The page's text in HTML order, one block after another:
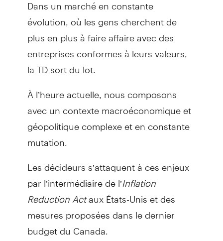
évolution, où les gens cherchent de
plus en plus à faire affaire avec des
entreprises conformes à leurs valeurs,
la TD sort du lot.
À l’heure actuelle, nous composons
avec un contexte macroéconomique et
géopolitique complexe et en constante
mutation.
Les décideurs s’attaquent à ces enjeux
par l’intermédiaire de l’Inflation
Reduction Actaux États-Unis et des
mesures proposées dans le dernier
budget du Canada.